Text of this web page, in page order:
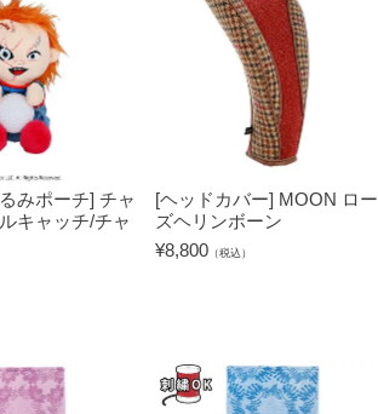
みポーチ] チャ
キャッチ/チャ
[ヘッドカバー] MOON ロー
ズヘリンボーン
¥8,800 （税込）